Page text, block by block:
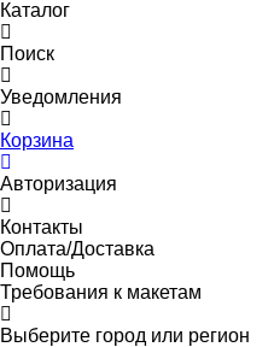
Каталог
Поиск
Уведомления
Корзина
Авторизация
Контакты
Оплата/Доставка
Помощь
Требования к макетам
Выберите город или регион